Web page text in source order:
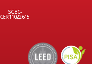
SGBC-
CER11022615